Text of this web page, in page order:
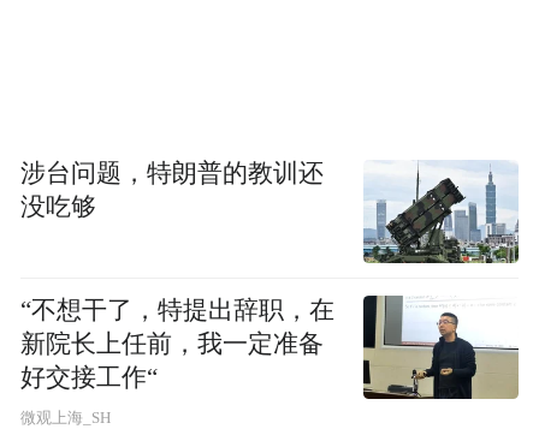
（续展）申报、绿色食品监督管理等专业知
识进行了深入讲解。随后学员们参观了淮阳
区宛丘生态农场绿色食品产学研实践基地。
涉台问题，特朗普的教训还
没吃够
“不想干了，特提出辞职，在
新院长上任前，我一定准备
好交接工作“
微观上海_SH